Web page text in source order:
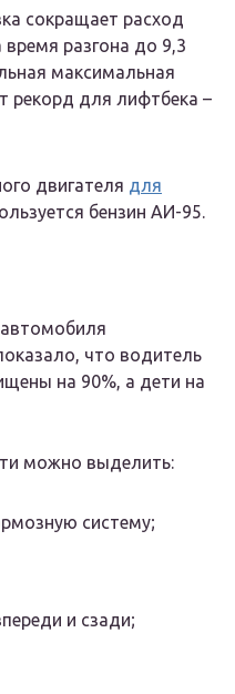
сокращает расход
разгона до 9,3
максимальная
рекорд для лифтбека –
двигателя для
бензин АИ-95.
что водитель
на 90%, а дети на
можно выделить:
систему;
и сзади;